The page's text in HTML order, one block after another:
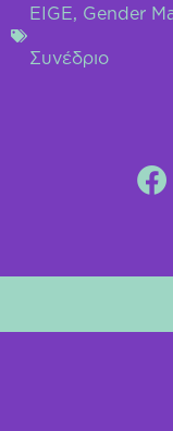
EIGE, Gender
Συνέδριο